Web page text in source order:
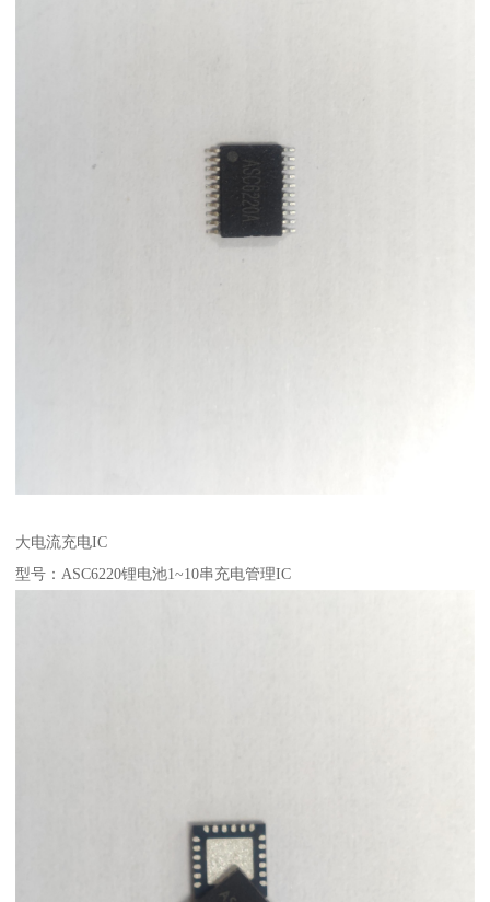
大电流充电IC
型号：ASC6220锂电池1~10串充电管理IC